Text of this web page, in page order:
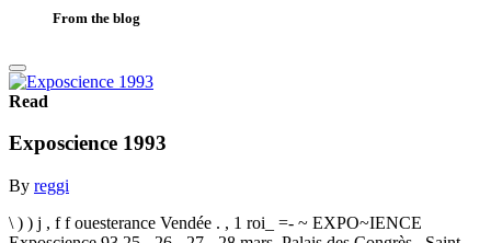
From the blog
Read
Exposcience 1993
By reggi
\ ) ) j , f f ouesterance Vendée . , 1 roi_ =- ~ EXPO~IENCE